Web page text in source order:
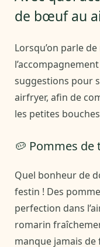
de bœuf au
Lorsqu’on parle
suggestions pour
airfryer, afin de
les petites
🥔 Pommes
Quel bonheur de
festin ! Des
perfection dans
romarin
manque jamais